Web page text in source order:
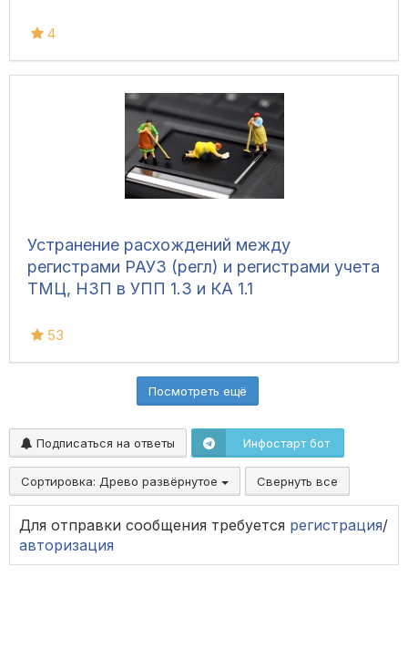
4
Устранение расхождений между
регистрами РАУЗ (регл) и регистрами учета
ТМЦ, НЗП в УПП 1.3 и КА 1.1
53
Посмотреть ещё
Подписаться на ответы Инфостарт бот
Сортировка: Древо развёрнутое Свернуть все
Для отправки сообщения требуется регистрация/
авторизация